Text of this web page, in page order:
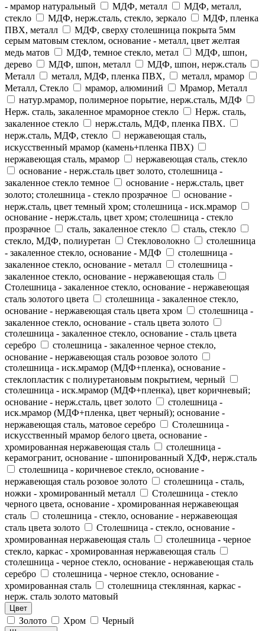
- мрамор натуральный
МДФ, металл
МДФ, металл,
стекло
МДФ, нерж.сталь, стекло, зеркало
МДФ, пленка
ПВХ, металл
МДФ, сверху столешница покрыта 5мм
серым матовым стеклом, основание - металл, цвет желтая
медь матов
МДФ, темное стекло, метал
МДФ, шпон,
дерево
МДФ, шпон, металл
МДФ, шпон, нерж.сталь
Металл
металл, МДФ, пленка ПВХ,
металл, мрамор
Металл, Стекло
мрамор, алюминий
Мрамор, Металл
натур.мрамор, полимерное порытие, нерж.сталь, МДФ
Нерж. сталь, закаленное мраморное стекло
Нерж. сталь,
закаленное стекло
нерж.сталь, МДФ, пленка ПВХ.
нерж.сталь, МДФ, стекло
нержавеющая сталь,
искусственный мрамор (камень+пленка ПВХ)
нержавеющая сталь, мрамор
нержавеющая сталь, стекло
основание - нерж.сталь цвет золото, столешница -
закаленное стекло темное
основание - нерж.сталь, цвет
золото; столешница - стекло прозрачное
основание -
нерж.сталь, цвет темный хром; столешница - иск.мрамор
основание - нерж.сталь, цвет хром; столешница - стекло
прозрачное
сталь, закаленное стекло
сталь, стекло
стекло, МДФ, полиуретан
Стекловолокно
столешница
- закаленное стекло, основание - МДФ
столешница -
закаленное стекло, основание - металл
столешница -
закаленное стекло, основание - нержавеющая сталь
Столешница - закаленное стекло, основание - нержавеющая
сталь золотого цвета
столешница - закаленное стекло,
основание - нержавеющая сталь цвета хром
столешница -
закаленное стекло, основание - сталь цвета золото
столешница - закаленное стекло, основание - сталь цвета
серебро
столешница - закаленное черное стекло,
основание - нержавеющая сталь розовое золото
столешница - иск.мрамор (МДФ+пленка), основание -
стеклопластик с полиуретановым покрытием, черный
столешница - иск.мрамор (МДФ+пленка), цвет коричневый;
основание - нерж.сталь, цвет золото
столешница -
иск.мрамор (МДФ+пленка, цвет черный); основание -
нержавеющая сталь, матовое серебро
Столешница -
искусственный мрамор белого цвета, основание -
хромированная нержавеющая сталь
столешница -
керамогранит, основание - шпонированный ХДФ, нерж.сталь
столешница - коричневое стекло, основание -
нержавеющая сталь розовое золото
столешница - сталь,
ножки - хромированный металл
Столешница - стекло
черного цвета, основание - хромированная нержавеющая
сталь
столешница - стекло, основание - нержавеющая
сталь цвета золото
Столешница - стекло, основание -
хромированная нержавеющая сталь
столешница - черное
стекло, каркас - хромированная нержавеющая сталь
столешница - черное стекло, основание - нержавеющая сталь
серебро
столешница - черное стекло, основание -
хромированная сталь
столешница стеклянная, каркас -
нерж. сталь золото матовый
Цвет
Золото Хром Черный